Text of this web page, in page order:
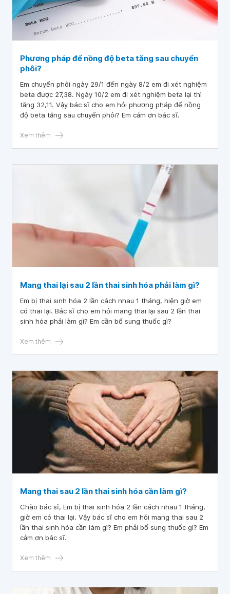
Phương pháp để nồng độ beta tăng sau chuyển
phôi?
Em chuyển phôi ngày 29/1 đến ngày 8/2 em đi xét nghiệm
beta được 27,38. Ngày 10/2 em đi xét nghiệm beta lại thì
tăng 32,11. Vậy bác sĩ cho em hỏi phương pháp để nồng
độ beta tăng sau chuyển phôi? Em cảm ơn bác sĩ.
Xem thêm
Mang thai lại sau 2 lần thai sinh hóa phải làm gì?
Em bị thai sinh hóa 2 lần cách nhau 1 tháng, hiện giờ em
có thai lại. Bác sĩ cho em hỏi mang thai lại sau 2 lần thai
sinh hóa phải làm gì? Em cần bổ sung thuốc gì?
Xem thêm
Mang thai sau 2 lần thai sinh hóa cần làm gì?
Chào bác sĩ, Em bị thai sinh hóa 2 lần cách nhau 1 tháng,
giờ em có thai lại. Vậy bác sĩ cho em hỏi mang thai sau 2
lần thai sinh hóa cần làm gì? Em phải bổ sung thuốc gì? Em
cảm ơn bác sĩ.
Xem thêm